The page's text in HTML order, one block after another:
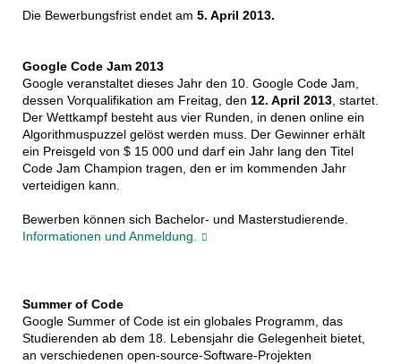
Die Bewerbungsfrist endet am 5. April 2013.
Google Code Jam 2013
Google veranstaltet dieses Jahr den 10. Google Code Jam,
dessen Vorqualifikation am Freitag, den 12. April 2013, startet.
Der Wettkampf besteht aus vier Runden, in denen online ein
Algorithmuspuzzel gelöst werden muss. Der Gewinner erhält
ein Preisgeld von $ 15 000 und darf ein Jahr lang den Titel
Code Jam Champion tragen, den er im kommenden Jahr
verteidigen kann.
Bewerben können sich Bachelor- und Masterstudierende.
Informationen und Anmeldung.
Summer of Code
Google Summer of Code ist ein globales Programm, das
Studierenden ab dem 18. Lebensjahr die Gelegenheit bietet,
an verschiedenen open-source-Software-Projekten